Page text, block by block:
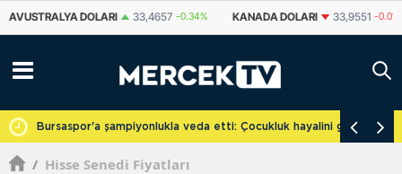
KANADA DOLARI 33,9551 -0.01% İSVIÇRE FRANKI 58,5742 -0.65%
Bursaspor'a şampiyonlukla veda etti: Çocukluk hayalini
/ Hisse Senedi Fiyatları